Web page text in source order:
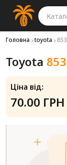
Головна toyota
Toyota
Ціна від:
70.00 ГРН